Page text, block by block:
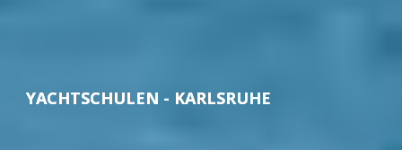
YACHTSCHULEN - KARLSRUHE